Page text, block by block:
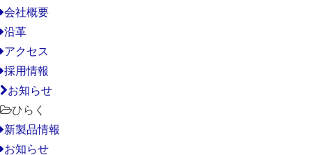
会社概要
沿革
アクセス
採用情報
お知らせ
ひらく
新製品情報
お知らせ